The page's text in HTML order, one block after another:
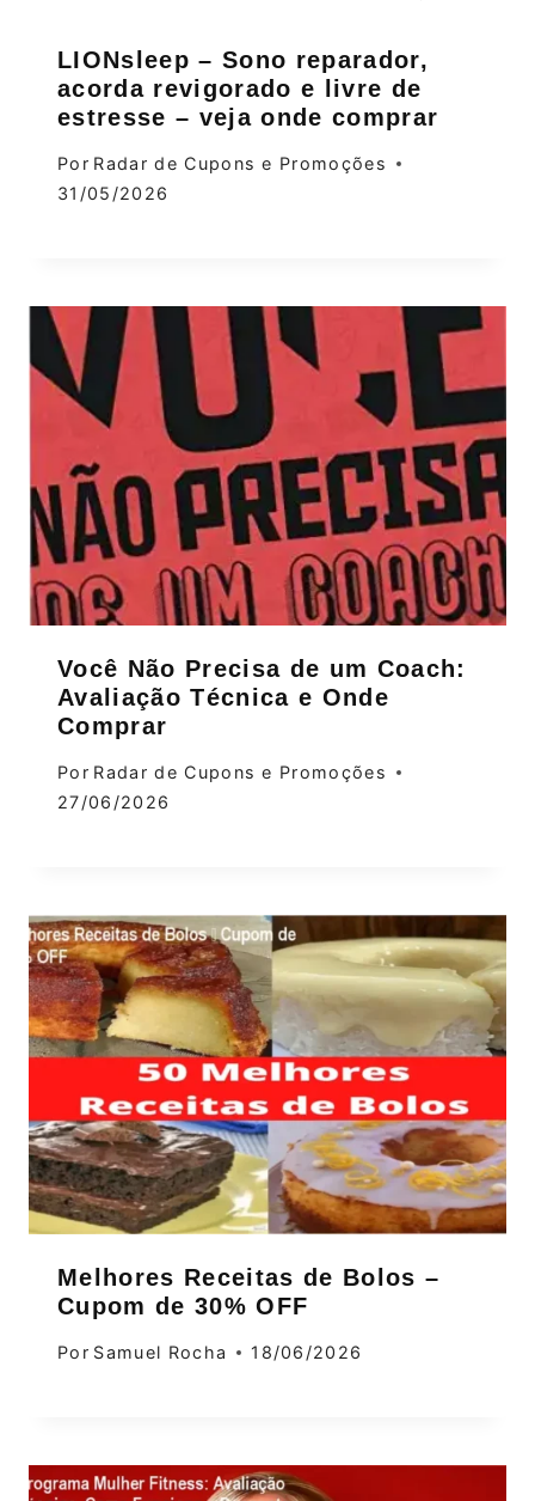
LIONsleep – Sono reparador,
acorda revigorado e livre de
estresse – veja onde comprar
Por Radar de Cupons e Promoções
31/05/2026
Você Não Precisa de um Coach:
Avaliação Técnica e Onde
Comprar
Por Radar de Cupons e Promoções
27/06/2026
Melhores Receitas de Bolos –
Cupom de 30% OFF
Por Samuel Rocha 18/06/2026